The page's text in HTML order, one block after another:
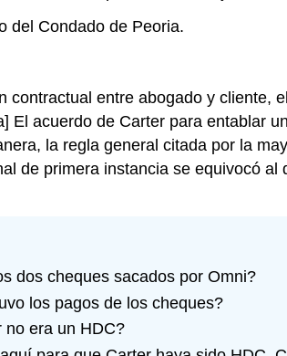
del Condado de Peoria.
contractual entre abogado y
El acuerdo de Carter para entablar
la regla general citada por la
de primera instancia se equivocó
dos cheques sacados por Omni?
los pagos de los cheques?
no era un HDC?